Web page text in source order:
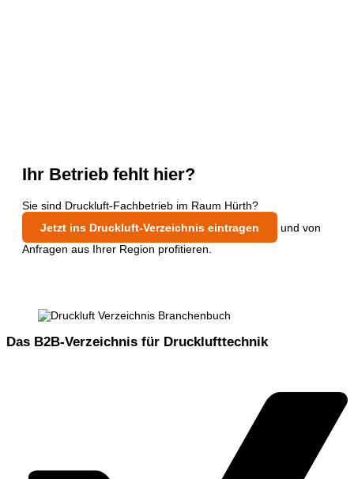
Ihr Betrieb fehlt hier?
Sie sind Druckluft-Fachbetrieb im Raum Hürth?
Jetzt ins Druckluft-Verzeichnis eintragen
und von
Anfragen aus Ihrer Region profitieren.
Das B2B-Verzeichnis für Drucklufttechnik